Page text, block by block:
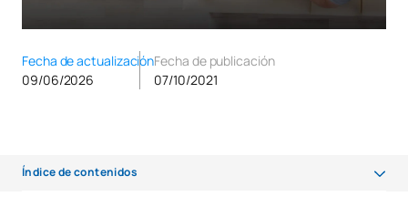
Fecha de actualización
09/06/2026
Fecha de publicación
07/10/2021
Índice de contenidos